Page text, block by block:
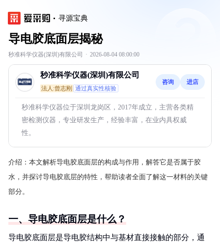
寻源宝典
导电胶底面层揭秘
秒准科学仪器(深圳)有限公司 · 2026-08-04 08:00:00
秒准科学仪器(深圳)有限公司
法人:曾志刚 通过真实性核验
咨询 进店
秒准科学仪器位于深圳龙岗区，2017年成立，主营各类精
密检测仪器，专业研发生产，经验丰富，在业内具权威
性。
介绍： 本文解析导电胶底面层的构成与作用，解答它是否属于胶
水，并探讨导电胶底层的特性，帮助读者全面了解这一材料的关键
部分。
一、导电胶底面层是什么？
导电胶底面层是导电胶结构中与基材直接接触的部分，通